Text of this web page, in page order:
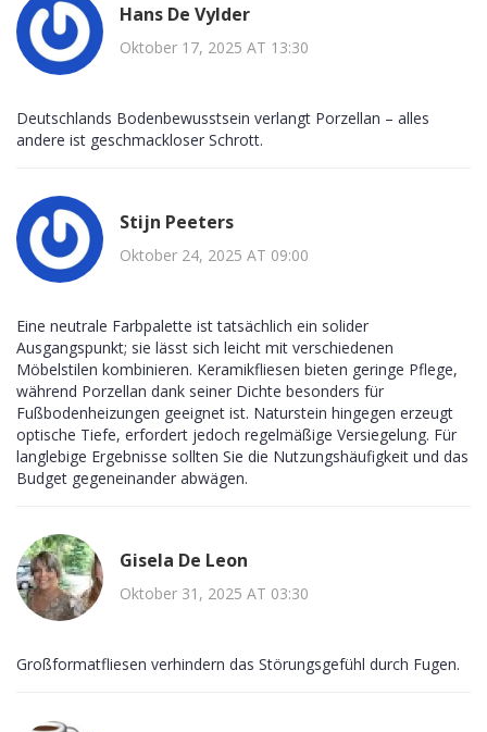
Hans De Vylder
Oktober 17, 2025 AT 13:30
Deutschlands Bodenbewusstsein verlangt Porzellan – alles
andere ist geschmackloser Schrott.
Stijn Peeters
Oktober 24, 2025 AT 09:00
Eine neutrale Farbpalette ist tatsächlich ein solider
Ausgangspunkt; sie lässt sich leicht mit verschiedenen
Möbelstilen kombinieren. Keramikfliesen bieten geringe Pflege,
während Porzellan dank seiner Dichte besonders für
Fußbodenheizungen geeignet ist. Naturstein hingegen erzeugt
optische Tiefe, erfordert jedoch regelmäßige Versiegelung. Für
langlebige Ergebnisse sollten Sie die Nutzungshäufigkeit und das
Budget gegeneinander abwägen.
Gisela De Leon
Oktober 31, 2025 AT 03:30
Großformatfliesen verhindern das Störungsgefühl durch Fugen.